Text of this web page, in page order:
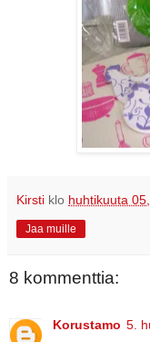
Kirsti klo huhtikuuta
Jaa muille
8 kommenttia:
Korustamo 5.